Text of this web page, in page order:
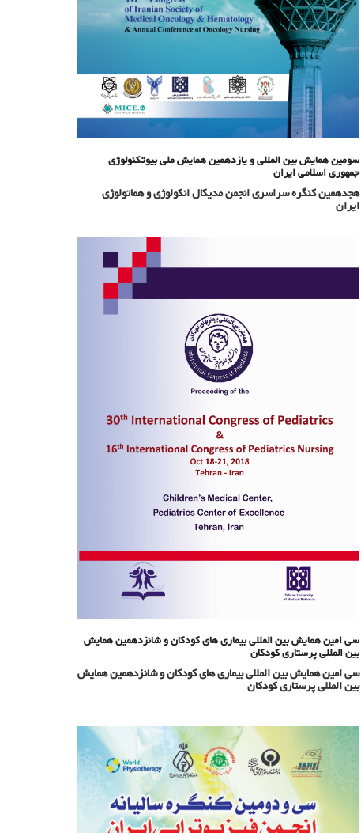
سومین همایش بین المللی و یازدهمین همایش ملی بیوتکنولوژی
جمهوری اسلامی ایران
هجدهمین کنگره سراسری انجمن مدیکال انکولوژی و هماتولوژی
ایران
سی امین همایش بین المللی بیماری های کودکان و شانزدهمین همایش
بین المللی پرستاری کودکان
سی امین همایش بین المللی بیماری های کودکان و شانزدهمین همایش
بین المللی پرستاری کودکان